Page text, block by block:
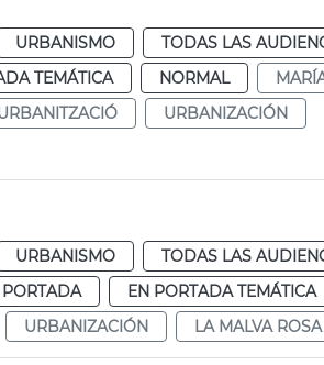
URBANISMO TODAS LAS
TEMÁTICA NORMAL
URBANIZACIÓN
URBANISMO
TODAS LAS
PORTADA EN PORTADA TEMÁTICA
URBANIZACIÓN LA MALVA ROSA